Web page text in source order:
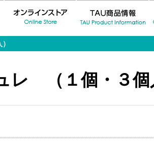
レ （１個・３個